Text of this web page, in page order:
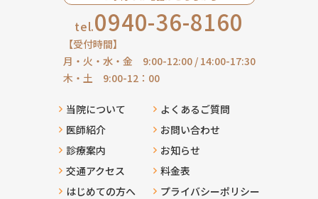
tel.0940-36-8160
【受付時間】
月・火・水・金 9:00-12:00 / 14:00-17:30
木・土 9:00-12：00
当院について
医師紹介
診療案内
交通アクセス
はじめての方へ
よくあるご質問
お問い合わせ
お知らせ
料金表
プライバシーポリシー